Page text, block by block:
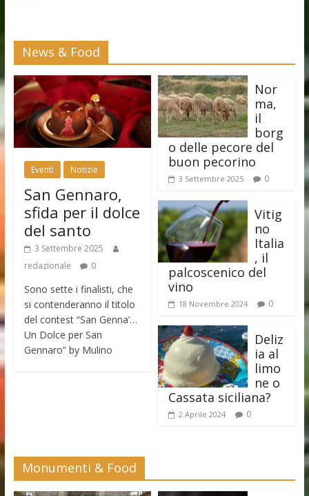
News & Food
Eventi Notizie
San Gennaro,
sfida per il dolce
del santo
3 Settembre 2025
redazionale
0
Sono sette i finalisti, che
si contenderanno il titolo
del contest “San Genna’…
Un Dolce per San
Gennaro” by Mulino
Nor
ma,
il
borg
o delle pecore del
buon pecorino
3 Settembre 2025 0
Vitig
no
Italia
, il
palcoscenico del
vino
18 Novembre 2024 0
Deliz
ia al
limo
ne o
Cassata siciliana?
2 Aprile 2024 0
Monumenti & Food